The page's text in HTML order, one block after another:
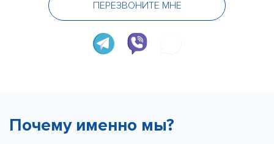
ПЕРЕЗВОНИТЕ МНЕ
Почему именно мы?